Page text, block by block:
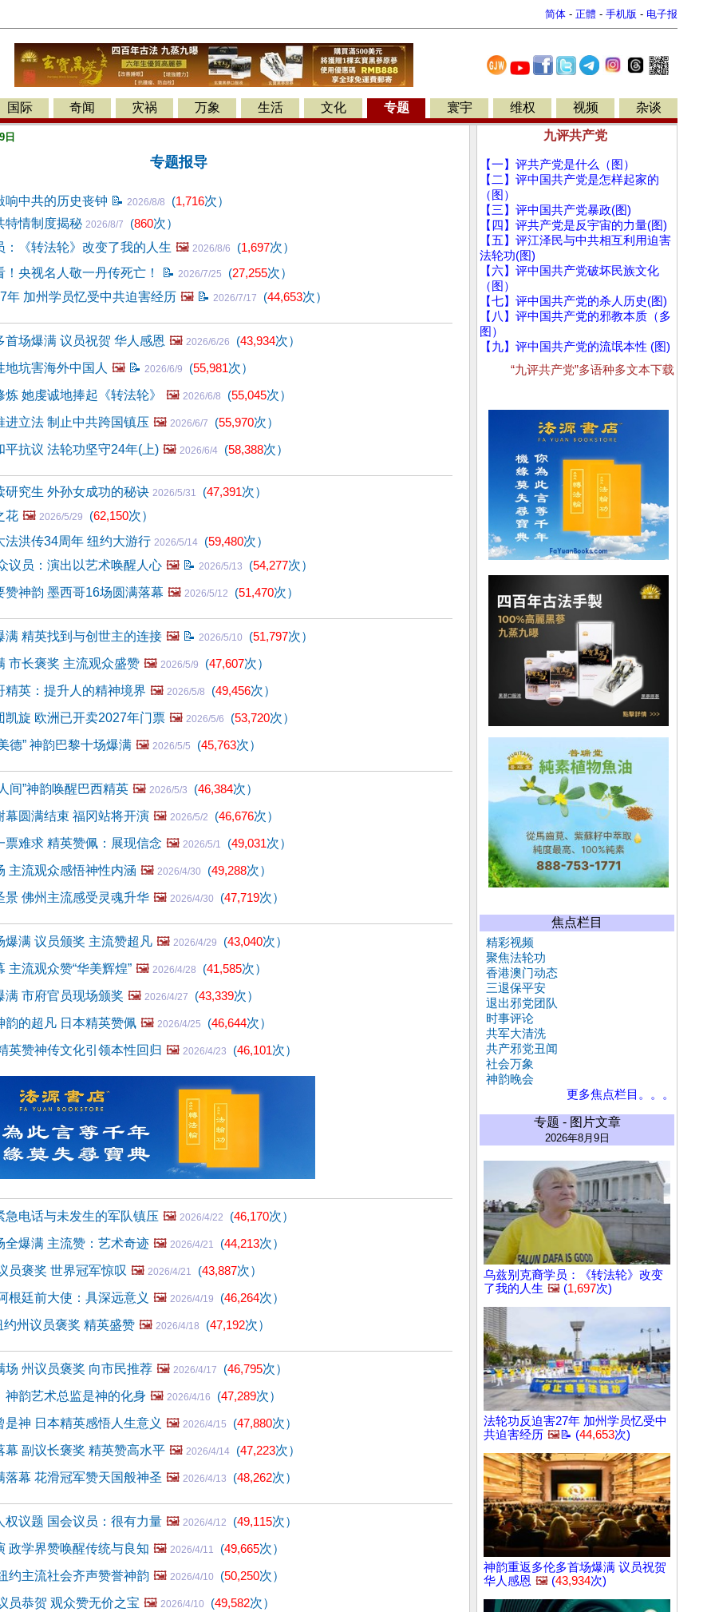
简体 - 正體 - 手机版 - 电子报
国际 奇闻 灾祸 万象 生活 文化 专题 寰宇 维权 视频 杂谈
日
专题报导
响中共的历史丧钟 📝 2026/8/8 (1,716次）
特情制度揭秘 2026/8/7 (860次）
：《转法轮》改变了我的人生 🖼️ 2026/8/6 (1,697次）
！央视名人敬一丹传死亡！
📝 2026/7/25 (27,255次）
年 加州学员忆受中共迫害经历 🖼️ 📝 2026/7/17 (44,653次）
首场爆满 议员祝贺 华人感恩 🖼️ 2026/6/26 (43,934次）
坑害海外中国人 🖼️ 📝 2026/6/9 (55,981次）
她虔诚地捧起《转法轮》
🖼️ 2026/6/8 (55,045次）
进立法 制止中共跨国镇压 🖼️ 2026/6/7 (55,970次）
平抗议 法轮功坚守24年(上) 🖼️ 2026/6/4 (58,388次）
研究生 外孙女成功的秘诀 2026/5/31 (47,391次）
花 🖼️ 2026/5/29 (62,150次）
法洪传34周年 纽约大游行 2026/5/14 (59,480次）
议员：演出以艺术唤醒人心 🖼️ 📝 2026/5/13 (54,277次）
赞神韵 墨西哥16场圆满落幕 🖼️ 2026/5/12 (51,470次）
满 精英找到与创世主的连接 🖼️ 📝 2026/5/10 (51,797次）
市长褒奖 主流观众盛赞 🖼️ 2026/5/9 (47,607次）
精英：提升人的精神境界 🖼️ 2026/5/8 (49,456次）
凯旋 欧洲已开卖2027年门票 🖼️ 2026/5/6 (53,720次）
德” 神韵巴黎十场爆满 🖼️ 2026/5/5 (45,763次）
间”神韵唤醒巴西精英 🖼️ 2026/5/3 (46,384次）
幕圆满结束 福冈站将开演 🖼️ 2026/5/2 (46,676次）
票难求 精英赞佩：展现信念 🖼️ 2026/5/1 (49,031次）
主流观众感悟神性内涵 🖼️ 2026/4/30 (49,288次）
景 佛州主流感受灵魂升华 🖼️ 2026/4/30 (47,719次）
爆满 议员颁奖 主流赞超凡 🖼️ 2026/4/29 (43,040次）
主流观众赞“华美辉煌” 🖼️ 2026/4/28 (41,585次）
满 市府官员现场颁奖 🖼️ 2026/4/27 (43,339次）
韵的超凡 日本精英赞佩 🖼️ 2026/4/25 (46,644次）
英赞神传文化引领本性回归 🖼️ 2026/4/23 (46,101次）
急电话与未发生的军队镇压 🖼️ 2026/4/22 (46,170次）
全爆满 主流赞：艺术奇迹 🖼️ 2026/4/21 (44,213次）
员褒奖 世界冠军惊叹 🖼️ 2026/4/21 (43,887次）
根廷前大使：具深远意义 🖼️ 2026/4/19 (46,264次）
约州议员褒奖 精英盛赞 🖼️ 2026/4/18 (47,192次）
场 州议员褒奖 向市民推荐 🖼️ 2026/4/17 (46,795次）
神韵艺术总监是神的化身 🖼️ 2026/4/16 (47,289次）
是神 日本精英感悟人生意义 🖼️ 2026/4/15 (47,880次）
幕 副议长褒奖 精英赞高水平 🖼️ 2026/4/14 (47,223次）
落幕 花滑冠军赞天国般神圣 🖼️ 2026/4/13 (48,262次）
权议题 国会议员：很有力量 🖼️ 2026/4/12 (49,115次）
政学界赞唤醒传统与良知 🖼️ 2026/4/11 (49,665次）
约主流社会齐声赞誉神韵 🖼️ 2026/4/10 (50,250次）
员恭贺 观众赞无价之宝 🖼️ 2026/4/10 (49,582次）
九评共产党
【一】评共产党是什么（图）
【二】评中国共产党是怎样起家的
（图）
【三】评中国共产党暴政(图)
【四】评共产党是反宇宙的力量(图)
【五】评江泽民与中共相互利用迫害
法轮功(图)
【六】评中国共产党破坏民族文化
（图）
【七】评中国共产党的杀人历史(图)
【八】评中国共产党的邪教本质（多
图）
【九】评中国共产党的流氓本性 (图)
“九评共产党”多语种多文本下载
焦点栏目
精彩视频
聚焦法轮功
香港澳门动态
三退保平安
退出邪党团队
时事评论
共军大清洗
共产邪党丑闻
社会万象
神韵晚会
更多焦点栏目。。。
专题 - 图片文章
2026年8月9日
乌兹别克裔学员：《转法轮》改变
了我的人生 🖼️ (1,697次)
法轮功反迫害27年 加州学员忆受中
共迫害经历 🖼️📝 (44,653次)
神韵重返多伦多首场爆满 议员祝贺
华人感恩 🖼️ (43,934次)